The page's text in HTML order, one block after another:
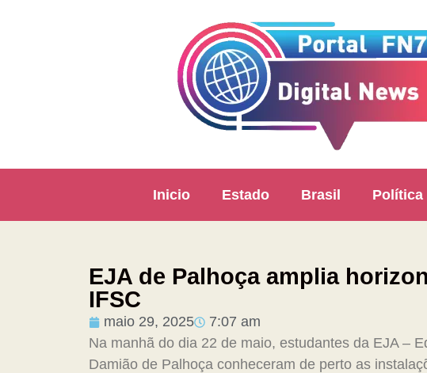
Inicio Estado Brasil Política
EJA de Palhoça amplia
IFSC
maio 29, 2025
7:07 am
Na manhã do dia 22 de maio, estudantes da EJA –
Damião de Palhoça conheceram de perto as